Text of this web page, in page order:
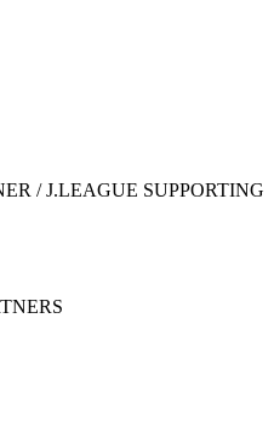
/ J.LEAGUE SUPPORTING